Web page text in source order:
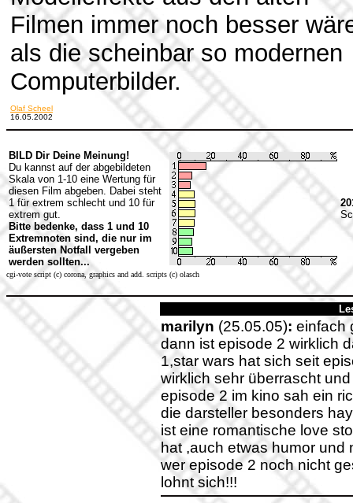
Filmen immer noch besser
als die scheinbar so modernen
Computerbilder.
Olaf Scheel
16.05.2002
BILD Dir Deine Meinung!
Du kannst auf der abgebildeten
Skala von 1-10 eine Wertung für
diesen Film abgeben. Dabei steht
1 für extrem schlecht und 10 für
extrem gut.
Bitte bedenke, dass 1 und 10
Extremnoten sind, die nur im
äußersten Notfall vergeben
werden sollten...
cgi-vote script (c) corona, graphics and add. scripts (c) olasch
marilyn (25.05.05): einfach
dann ist episode 2 wirklich
1,star wars hat sich seit
wirklich sehr überrascht
episode 2 im kino sah ein
die darsteller besonders
ist eine romantische love
hat ,auch etwas humor und
wer episode 2 noch nicht
lohnt sich!!!